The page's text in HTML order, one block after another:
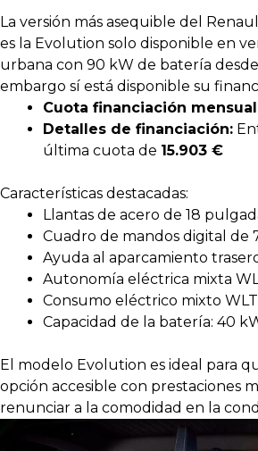
La versión más asequible del
es la Evolution solo disponible en
urbana con 90 kW de batería desde
embargo sí está disponible su
Cuota financiación
Detalles de financiación:
última cuota de 15.903 €
Características destacadas:
Llantas de acero de 18
Cuadro de mandos digital de
Ayuda al aparcamiento
Autonomía eléctrica mixta
Consumo eléctrico mixto
Capacidad de la batería: 40
El modelo Evolution es ideal para
opción accesible con prestaciones
renunciar a la comodidad en la